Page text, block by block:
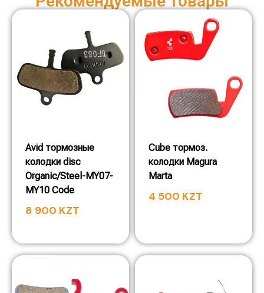
Avid тормозные
колодки disc
Organic/Steel-MY07-
MY10 Code
8 900 KZT
Cube тормоз.
колодки Magura
Marta
4 500 KZT